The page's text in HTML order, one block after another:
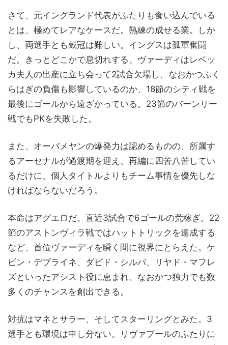
さて、元イングランド代表がふたりも食い込んでいる
とは、極めてレアなケースだ。熟練の成せる業。しか
し、両選手とも戴冠は難しい。イングスは孤軍奮闘
だ。きっとどこかで息切れする。ヴァーディはレベッ
カ夫人の出産に立ち会って2試合欠場し、なおかつふく
らはぎの負傷も影響しているのか、18節のシティ戦を
最後にゴールから遠ざかっている。23節のバーンリー
戦でもPKを失敗した。
また、オーバメヤンの爆発力は認めるものの、所属す
るアーセナルが過渡期を迎え、再編に四苦八苦してい
るだけに、個人タイトルよりもチーム事情を優先しな
ければならないだろう。
本命はアグエロだ。直近3試合で6ゴールの荒稼ぎ。22
節のアストンヴィラ戦ではハットトリックを達成する
など、首位ヴァーディを瞬く間に視界にとらえた。ケ
ビン・デブライネ、ダビド・シルバ、リヤド・マフレ
ズといったアシスト役に恵まれ、なおかつ独力でも数
多くのチャンスを創出できる。
対抗はマネとサラー、そしてスターリングとみた。3
選手とも環境は申し分ない。リヴァプールのふたりに